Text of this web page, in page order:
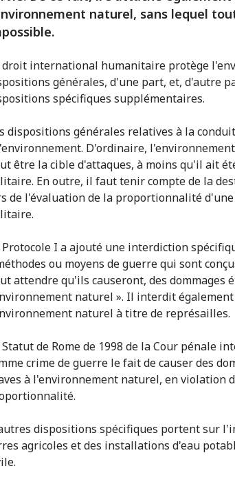
naturel, sans lequel
droit international humanitaire protège
générales, d'une part, et, d'autre
spécifiques supplémentaires.
dispositions générales relatives à la
D'ordinaire,
être la cible d'attaques, à moins qu'il ait
En outre, il faut tenir compte de la
de l'évaluation de la proportionnalité
Protocole I a ajouté une interdiction
ou moyens de guerre qui sont
attendre qu'ils causeront, des dommages
naturel ». Il interdit
naturel à titre de représailles.
Statut de Rome de 1998 de la Cour pénale
crime de guerre le fait de causer des
à l'environnement naturel, en violation
dispositions spécifiques portent sur
agricoles et des installations d'eau